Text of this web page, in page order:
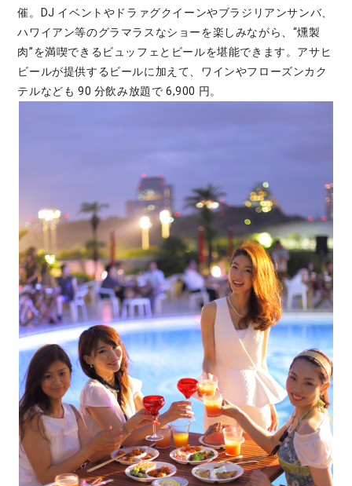
催。DJ イベントやドラァグクイーンやブラジリアンサンバ、
ハワイアン等のグラマラスなショーを楽しみながら、“燻製
肉”を満喫できるビュッフェとビールを堪能できます。アサヒ
ビールが提供するビールに加えて、ワインやフローズンカク
テルなども 90 分飲み放題で 6,900 円。